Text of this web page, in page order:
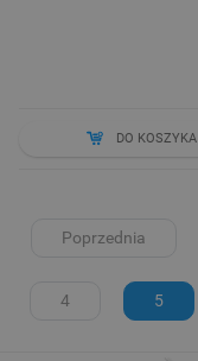
DO KOSZYKA
Poprzednia
4 5